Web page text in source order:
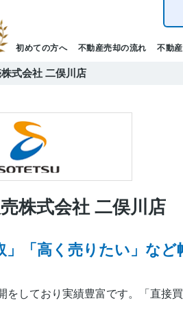
初めての方へ 不動産売却の流れ 不動
式会社 二俣川店
株式会社 二俣川店
「高く売りたい」な
しており実績豊富です。「直接